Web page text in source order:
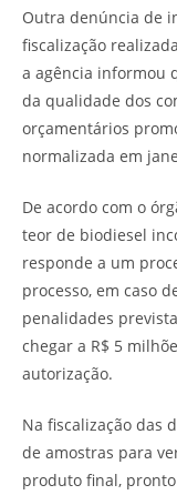
Outra denúncia de
fiscalização
a agência informou
da qualidade dos
orçamentários
normalizada em
De acordo com o
teor de biodiesel
responde a um
processo, em caso
penalidades
chegar a R$ 5
autorização.
Na fiscalização das
de amostras para
produto final,